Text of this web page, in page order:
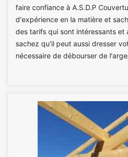
faire confiance à A.S.D.P
d'expérience en la matière et
des tarifs qui sont intéressants et
sachez qu'il peut aussi dresser
nécessaire de débourser de